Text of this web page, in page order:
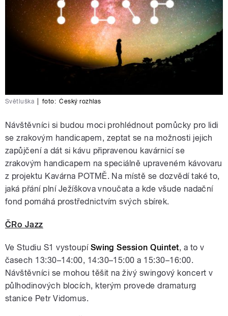
Světluška foto: Český rozhlas
Návštěvníci si budou moci prohlédnout pomůcky pro lidi
se zrakovým handicapem, zeptat se na možnosti jejich
zapůjčení a dát si kávu připravenou kavárnicí se
zrakovým handicapem na speciálně upraveném kávovaru
z projektu Kavárna POTMĚ. Na místě se dozvědí také to,
jaká přání plní Ježíškova vnoučata a kde všude nadační
fond pomáhá prostřednictvím svých sbírek.
ČRo Jazz
Ve Studiu S1 vystoupí Swing Session Quintet, a to v
časech 13:30–14:00, 14:30–15:00 a 15:30–16:00.
Návštěvníci se mohou těšit na živý swingový koncert v
půlhodinových blocích, kterým provede dramaturg
stanice Petr Vidomus.